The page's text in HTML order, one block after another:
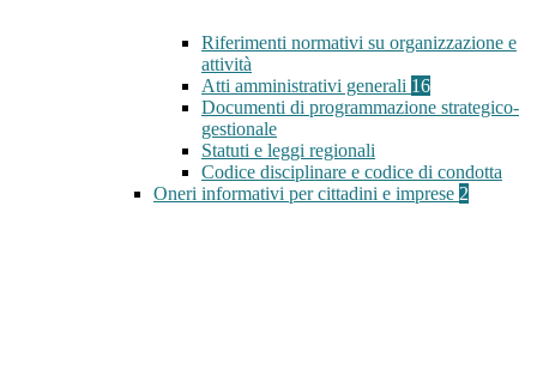
Riferimenti normativi su organizzazione e
attività
Atti amministrativi generali 16
Documenti di programmazione strategico-
gestionale
Statuti e leggi regionali
Codice disciplinare e codice di condotta
Oneri informativi per cittadini e imprese 2